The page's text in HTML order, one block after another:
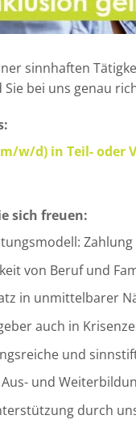
sinnhaften
Sie bei uns genau
w/d) in Teil- oder
sich freuen:
von Beruf und
in unmittelbarer
auch in
und
und
durch